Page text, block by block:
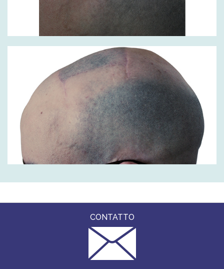
CONTATTO